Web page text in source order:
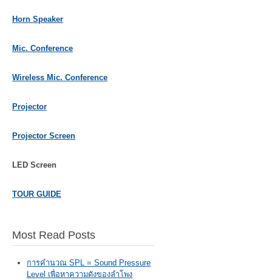
Horn Speaker
Mic. Conference
Wireless Mic. Conference
Projector
Projector Screen
LED Screen
TOUR GUIDE
Most Read Posts
การคำนวณ SPL = Sound Pressure
Level เพื่อหาความดังของลำโพง